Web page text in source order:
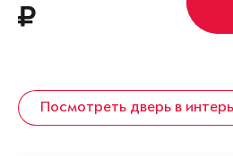
Посмотреть дверь в